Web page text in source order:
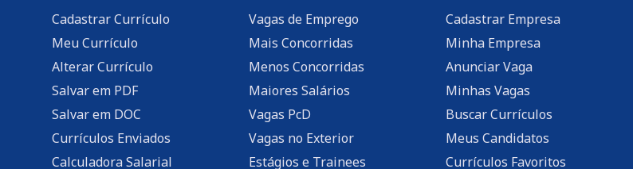
Cadastrar Currículo
Meu Currículo
Alterar Currículo
Salvar em PDF
Salvar em DOC
Currículos Enviados
Calculadora Salarial
Vagas de Emprego
Mais Concorridas
Menos Concorridas
Maiores Salários
Vagas PcD
Vagas no Exterior
Estágios e Trainees
Cadastrar Empresa
Minha Empresa
Anunciar Vaga
Minhas Vagas
Buscar Currículos
Meus Candidatos
Currículos Favoritos